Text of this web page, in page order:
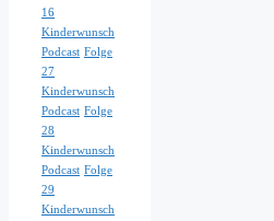
16
Kinderwunsch
Podcast Folge
27
Kinderwunsch
Podcast Folge
28
Kinderwunsch
Podcast Folge
29
Kinderwunsch